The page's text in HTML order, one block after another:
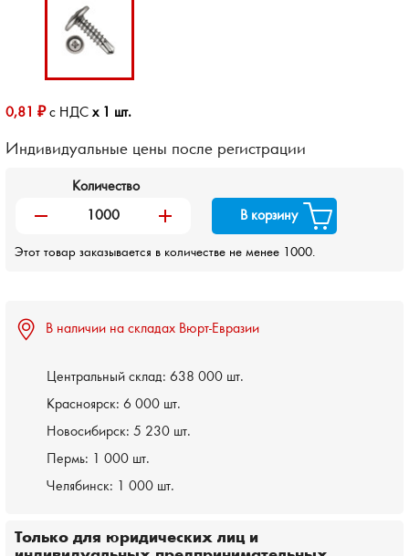
0,81 ₽с НДСx 1 шт.
Индивидуальные цены после регистрации
Количество
remove add В корзину
Этот товар заказывается в количестве не менее 1000.
В наличии на складах Вюрт-Евразии
Центральный склад: 638 000 шт.
Красноярск: 6 000 шт.
Новосибирск: 5 230 шт.
Пермь:
1 000 шт.
Челябинск:
1 000 шт.
Только для юридических лиц и